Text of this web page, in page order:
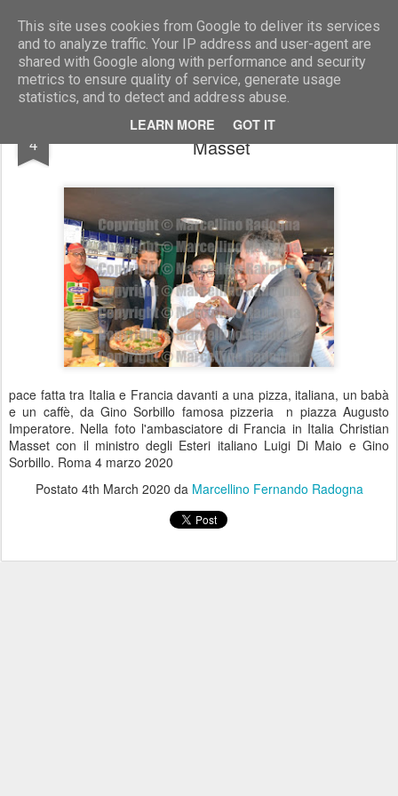
This site uses cookies from Google to deliver its services
and to analyze traffic. Your IP address and user-agent are
shared with Google along with performance and security
metrics to ensure quality of service, generate usage
statistics, and to detect and address abuse.
LEARN MORE GOT IT
Marcellino Radogna - Fotonotizie per la stampa
4
Gino Sorbillo con Luigi Di Maio e Christian
Masset
pace fatta tra Italia e Francia davanti a una pizza, italiana, un babà
e un caffè, da Gino Sorbillo famosa pizzeria n piazza Augusto
Imperatore. Nella foto l'ambasciatore di Francia in Italia Christian
Masset con il ministro degli Esteri italiano Luigi Di Maio e Gino
Sorbillo. Roma 4 marzo 2020
Postato 4th March 2020 da Marcellino Fernando Radogna